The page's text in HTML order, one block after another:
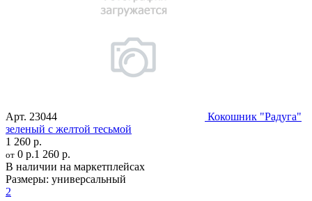
Арт. 23044
Кокошник "Радуга"
зеленый с желтой тесьмой
1 260 р.
от 0 р.1 260 р.
В наличии на маркетплейсах
Размеры: универсальный
2